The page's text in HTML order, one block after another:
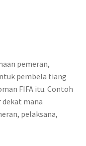
pemeran,
pembela tiang
FIFA itu. Contoh
dekat mana
pelaksana,